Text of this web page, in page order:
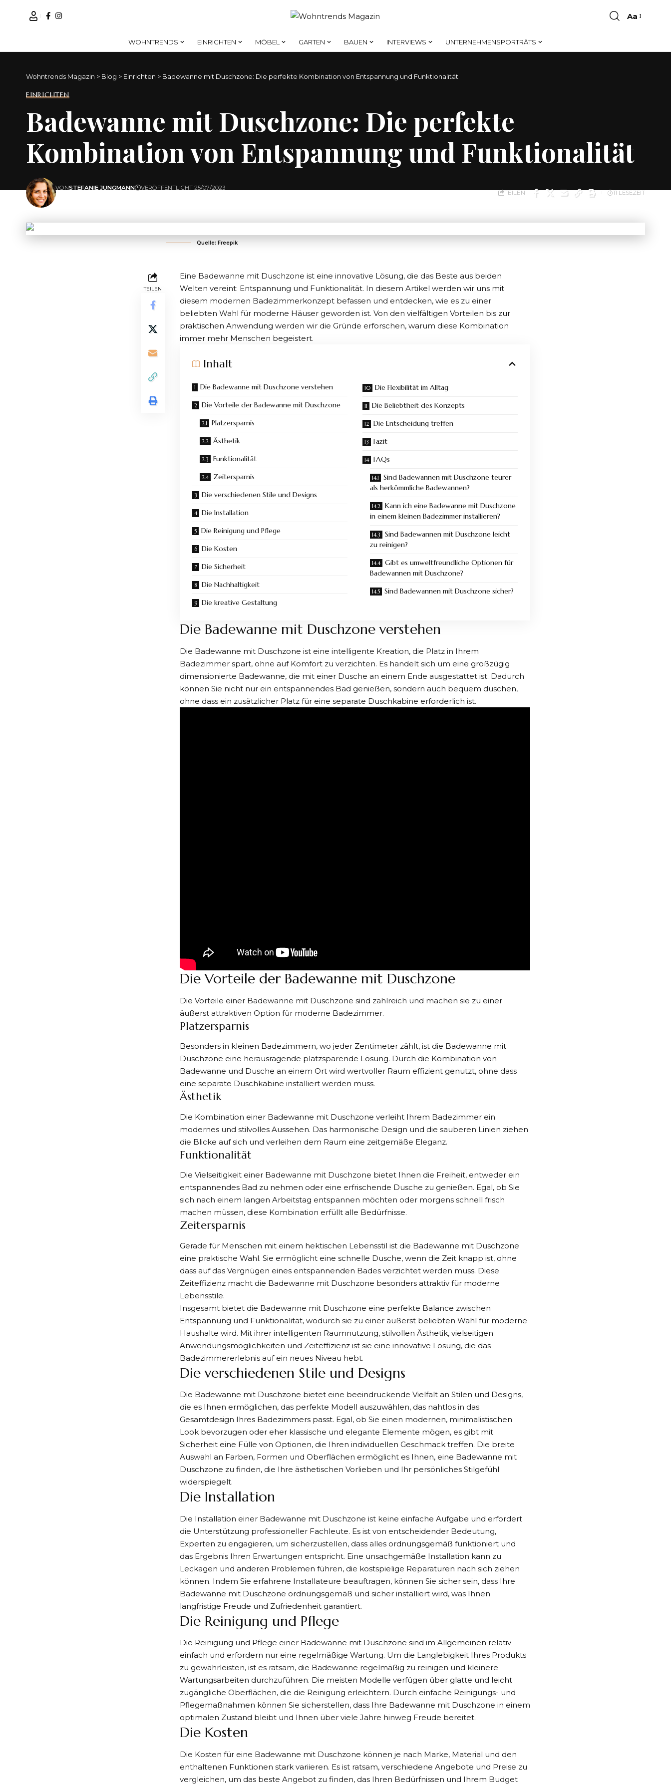
Font
Aa
WOHNTRENDS EINRICHTEN MÖBEL GARTEN BAUEN INTERVIEWS UNTERNEHMENSPORTRÄTS
Wohntrends Magazin > Blog > Einrichten > Badewanne mit Duschzone: Die perfekte Kombination von Entspannung und Funktionalität
EINRICHTEN
Badewanne mit Duschzone: Die perfekte
Kombination von Entspannung und Funktionalität
ZULETZT AKTUALISIERT: 25/07/2023 11:25
VONSTEFANIE JUNGMANN VERÖFFENTLICHT 25/07/2023
TEILEN 11 LESEZEIT
Quelle: Freepik
TEILEN
Eine Badewanne mit Duschzone ist eine innovative Lösung, die das Beste aus beiden
Welten vereint: Entspannung und Funktionalität. In diesem Artikel werden wir uns mit
diesem modernen Badezimmerkonzept befassen und entdecken, wie es zu einer
beliebten Wahl für moderne Häuser geworden ist. Von den vielfältigen Vorteilen bis zur
praktischen Anwendung werden wir die Gründe erforschen, warum diese Kombination
immer mehr Menschen begeistert.
Inhalt
Die Badewanne mit Duschzone verstehen
Die Vorteile der Badewanne mit Duschzone
Platzersparnis
Ästhetik
Funktionalität
Zeitersparnis
Die verschiedenen Stile und Designs
Die Installation
Die Reinigung und Pflege
Die Kosten
Die Sicherheit
Die Nachhaltigkeit
Die kreative Gestaltung
Die Flexibilität im Alltag
Die Beliebtheit des Konzepts
Die Entscheidung treffen
Fazit
FAQs
Sind Badewannen mit Duschzone teurer
als herkömmliche Badewannen?
Kann ich eine Badewanne mit Duschzone
in einem kleinen Badezimmer installieren?
Sind Badewannen mit Duschzone leicht
zu reinigen?
Gibt es umweltfreundliche Optionen für
Badewannen mit Duschzone?
Sind Badewannen mit Duschzone sicher?
Die Badewanne mit Duschzone verstehen
Die Badewanne mit Duschzone ist eine intelligente Kreation, die Platz in Ihrem
Badezimmer spart, ohne auf Komfort zu verzichten. Es handelt sich um eine großzügig
dimensionierte Badewanne, die mit einer Dusche an einem Ende ausgestattet ist. Dadurch
können Sie nicht nur ein entspannendes Bad genießen, sondern auch bequem duschen,
ohne dass ein zusätzlicher Platz für eine separate Duschkabine erforderlich ist.
Die Vorteile der Badewanne mit Duschzone
Die Vorteile einer Badewanne mit Duschzone sind zahlreich und machen sie zu einer
äußerst attraktiven Option für moderne Badezimmer.
Platzersparnis
Besonders in kleinen Badezimmern, wo jeder Zentimeter zählt, ist die Badewanne mit
Duschzone eine herausragende platzsparende Lösung. Durch die Kombination von
Badewanne und Dusche an einem Ort wird wertvoller Raum effizient genutzt, ohne dass
eine separate Duschkabine installiert werden muss.
Ästhetik
Die Kombination einer Badewanne mit Duschzone verleiht Ihrem Badezimmer ein
modernes und stilvolles Aussehen. Das harmonische Design und die sauberen Linien ziehen
die Blicke auf sich und verleihen dem Raum eine zeitgemäße Eleganz.
Funktionalität
Die Vielseitigkeit einer Badewanne mit Duschzone bietet Ihnen die Freiheit, entweder ein
entspannendes Bad zu nehmen oder eine erfrischende Dusche zu genießen. Egal, ob Sie
sich nach einem langen Arbeitstag entspannen möchten oder morgens schnell frisch
machen müssen, diese Kombination erfüllt alle Bedürfnisse.
Zeitersparnis
Gerade für Menschen mit einem hektischen Lebensstil ist die Badewanne mit Duschzone
eine praktische Wahl. Sie ermöglicht eine schnelle Dusche, wenn die Zeit knapp ist, ohne
dass auf das Vergnügen eines entspannenden Bades verzichtet werden muss. Diese
Zeiteffizienz macht die Badewanne mit Duschzone besonders attraktiv für moderne
Lebensstile.
Insgesamt bietet die Badewanne mit Duschzone eine perfekte Balance zwischen
Entspannung und Funktionalität, wodurch sie zu einer äußerst beliebten Wahl für moderne
Haushalte wird. Mit ihrer intelligenten Raumnutzung, stilvollen Ästhetik, vielseitigen
Anwendungsmöglichkeiten und Zeiteffizienz ist sie eine innovative Lösung, die das
Badezimmererlebnis auf ein neues Niveau hebt.
Die verschiedenen Stile und Designs
Die Badewanne mit Duschzone bietet eine beeindruckende Vielfalt an Stilen und Designs,
die es Ihnen ermöglichen, das perfekte Modell auszuwählen, das nahtlos in das
Gesamtdesign Ihres Badezimmers passt. Egal, ob Sie einen modernen, minimalistischen
Look bevorzugen oder eher klassische und elegante Elemente mögen, es gibt mit
Sicherheit eine Fülle von Optionen, die Ihren individuellen Geschmack treffen. Die breite
Auswahl an Farben, Formen und Oberflächen ermöglicht es Ihnen, eine Badewanne mit
Duschzone zu finden, die Ihre ästhetischen Vorlieben und Ihr persönliches Stilgefühl
widerspiegelt.
Die Installation
Die Installation einer Badewanne mit Duschzone ist keine einfache Aufgabe und erfordert
die Unterstützung professioneller Fachleute. Es ist von entscheidender Bedeutung,
Experten zu engagieren, um sicherzustellen, dass alles ordnungsgemäß funktioniert und
das Ergebnis Ihren Erwartungen entspricht. Eine unsachgemäße Installation kann zu
Leckagen und anderen Problemen führen, die kostspielige Reparaturen nach sich ziehen
können. Indem Sie erfahrene Installateure beauftragen, können Sie sicher sein, dass Ihre
Badewanne mit Duschzone ordnungsgemäß und sicher installiert wird, was Ihnen
langfristige Freude und Zufriedenheit garantiert.
Die Reinigung und Pflege
Die Reinigung und Pflege einer Badewanne mit Duschzone sind im Allgemeinen relativ
einfach und erfordern nur eine regelmäßige Wartung. Um die Langlebigkeit Ihres Produkts
zu gewährleisten, ist es ratsam, die Badewanne regelmäßig zu reinigen und kleinere
Wartungsarbeiten durchzuführen. Die meisten Modelle verfügen über glatte und leicht
zugängliche Oberflächen, die die Reinigung erleichtern. Durch einfache Reinigungs- und
Pflegemaßnahmen können Sie sicherstellen, dass Ihre Badewanne mit Duschzone in einem
optimalen Zustand bleibt und Ihnen über viele Jahre hinweg Freude bereitet.
Die Kosten
Die Kosten für eine Badewanne mit Duschzone können je nach Marke, Material und den
enthaltenen Funktionen stark variieren. Es ist ratsam, verschiedene Angebote und Preise zu
vergleichen, um das beste Angebot zu finden, das Ihren Bedürfnissen und Ihrem Budget